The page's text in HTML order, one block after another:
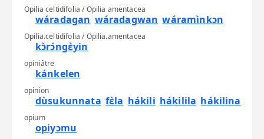
Opilia celtidifolia / Opilia amentacea
wáradagan wáradagwan wáramìnkɔn
Opilia.celtidifolia / Opilia.amentacea
kɔ̀rɔ́ngɛ̀yin
opiniâtre
kánkelen
opinion
dùsukunnata fɛ̀la hákili hákilila hákilina
opium
opiyɔmu